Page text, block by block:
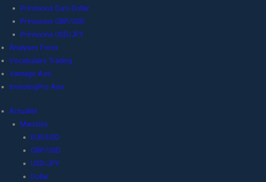
Prévisions Euro Dollar
Prévisions GBP/USD
Prévisions USD/JPY
Analyses Forex
Vocabulaire Trading
Vantage Avis
InvestingPro Avis
Actualité
Marchés
EUR/USD
GBP/USD
USD/JPY
Dollar